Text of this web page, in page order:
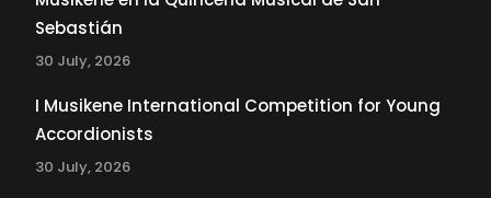
Sebastián
30 July, 2026
I Musikene International Competition for Young
Accordionists
30 July, 2026